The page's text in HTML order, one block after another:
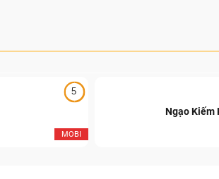
5
MOBI
Ngạo Kiếm